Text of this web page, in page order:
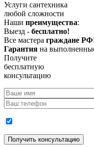
Услуги сантехника
любой сложности
Наши преимущества:
Выезд - бесплатно!
Все мастера граждане
Гарантия на
Получите
бесплатную
консультацию